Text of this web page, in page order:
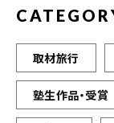
取材旅行
塾生作品・受賞
取